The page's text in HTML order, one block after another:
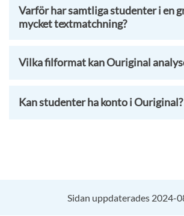
Varför har samtliga studenter i en
mycket textmatchning?
Vilka filformat kan Ouriginal
Kan studenter ha konto i Ouriginal?
Sidan uppdaterades 2024-